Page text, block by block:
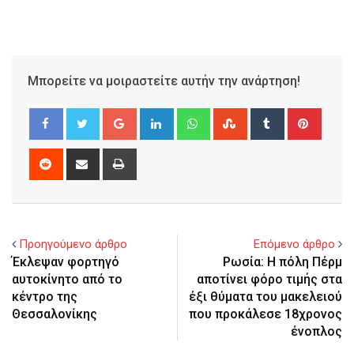
Μπορείτε να μοιραστείτε αυτήν την ανάρτηση!
Google+ LinkedIn WhatsappStumbleUpon
Tumblr
Reddit
Share
Προηγούμενο άρθρο
Έκλεψαν φορτηγό
αυτοκίνητο από το
κέντρο της
Θεσσαλονίκης
Επόμενο άρθρο
Ρωσία: Η πόλη Πέρμ
αποτίνει φόρο τιμής στα
έξι θύματα του μακελειού
που προκάλεσε 18χρονος
ένοπλος